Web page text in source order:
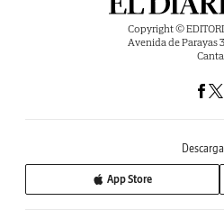
Copyright ©
Avenida de Parayas
App Store